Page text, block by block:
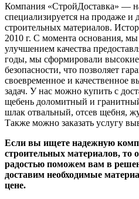
Компания «СтройДоставка» —
специализируется на продаже и
строительных материалов.
2010 г. С момента основания,
улучшением качества
годы, мы сформировали высокие
безопасности, что позволяет
своевременное и качественное
задач. У нас можно купить с
щебень доломитный и
шлак отвальный, отсев щебня,
Также можно заказать услугу
Если вы ищете надежную
строительных материалов, то
радостью поможем вам в
доставим необходимые
цене.